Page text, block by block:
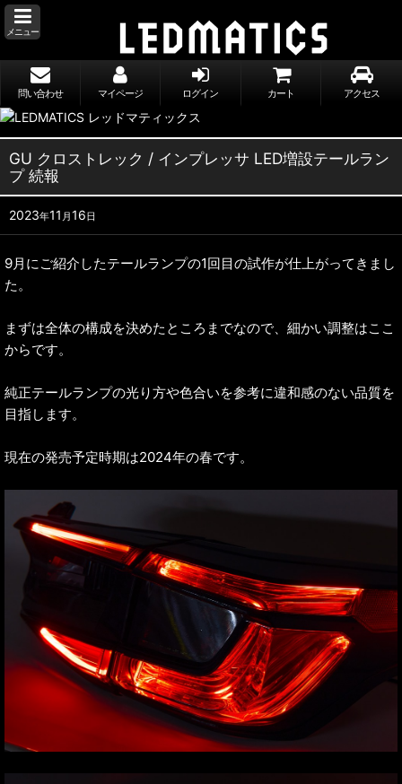
メニュー
問い合わせ マイページ ログイン カート アクセス
GU クロストレック / インプレッサ LED増設テールラン
プ 続報
2023年11 月16日
9月にご紹介したテールランプの1回目の試作が仕上がってきまし
た。
まずは全体の構成を決めたところまでなので、細かい調整はここ
からです。
純正テールランプの光り方や色合いを参考に違和感のない品質を
目指します。
現在の発売予定時期は2024年の春です。